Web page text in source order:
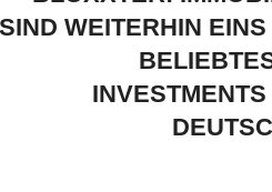
SIND WEITERHIN EINS